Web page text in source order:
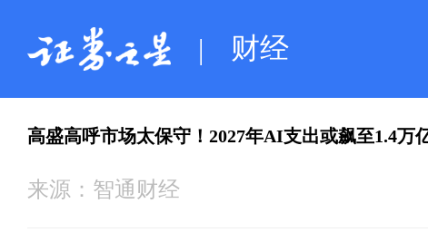
| 财经
高盛高呼市场太保守！2027年AI支出或飙至1.4万
来源： 智通财经